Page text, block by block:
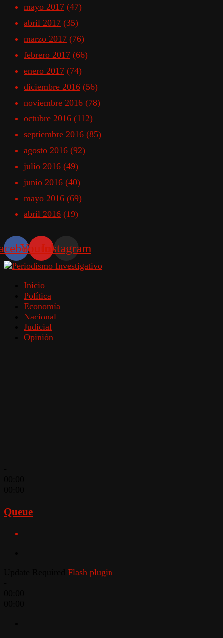
mayo 2017 (47)
abril 2017 (35)
marzo 2017 (76)
febrero 2017 (66)
enero 2017 (74)
diciembre 2016 (56)
noviembre 2016 (78)
octubre 2016 (112)
septiembre 2016 (85)
agosto 2016 (92)
julio 2016 (49)
junio 2016 (40)
mayo 2016 (69)
abril 2016 (19)
YoutubeInstagram
Inicio
Política
Economía
Nacional
Judicial
Opinión
Queue
Flash plugin